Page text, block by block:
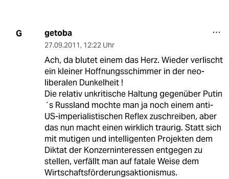
G getoba
27.09.2011, 12:22 Uhr
Ach, da blutet einem das Herz. Wieder verlischt
ein kleiner Hoffnungsschimmer in der neo-
liberalen Dunkelheit !
Die relativ unkritische Haltung gegenüber Putin
´s Russland mochte man ja noch einem anti-
US-imperialistischen Reflex zuschreiben, aber
das nun macht einen wirklich traurig. Statt sich
mit mutigen und intelligenten Projekten dem
Diktat der Konzerninteressen entgegen zu
stellen, verfällt man auf fatale Weise dem
Wirtschaftsförderungsaktionismus.